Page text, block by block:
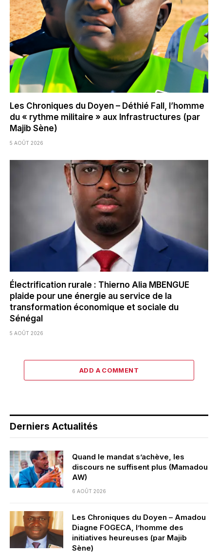
Les Chroniques du Doyen – Déthié Fall, l’homme
du « rythme militaire » aux Infrastructures (par
Majib Sène)
5 AOÛT 2026
Électrification rurale : Thierno Alia MBENGUE
plaide pour une énergie au service de la
transformation économique et sociale du
Sénégal
5 AOÛT 2026
ADD A COMMENT
Derniers Actualités
Quand le mandat s’achève, les
discours ne suffisent plus (Mamadou
AW)
6 AOÛT 2026
Les Chroniques du Doyen – Amadou
Diagne FOGECA, l’homme des
initiatives heureuses (par Majib
Sène)